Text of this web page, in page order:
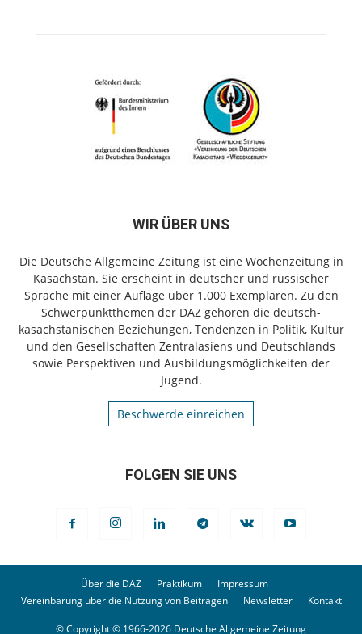
WIR ÜBER UNS
Die Deutsche Allgemeine Zeitung ist eine Wochenzeitung in
Kasachstan. Sie erscheint in deutscher und russischer
Sprache mit einer Auflage über 1.000 Exemplaren. Zu den
Schwerpunktthemen der DAZ gehören die deutsch-
kasachstanischen Beziehungen, Tendenzen in Politik, Kultur
und den Gesellschaften Zentralasiens und Deutschlands
sowie Perspektiven und Ausbildungsmöglichkeiten der
Jugend.
Beschwerde einreichen
FOLGEN SIE UNS
Über die DAZ Praktikum
Impressum
Vereinbarung über die Nutzung von Beiträgen
Newsletter Kontakt
© Copyright © 1966-2026 Deutsche Allgemeine Zeitung